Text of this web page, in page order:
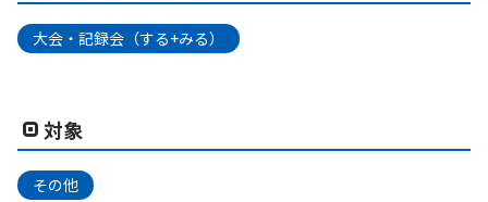
大会・記録会（する+みる）
対象
その他